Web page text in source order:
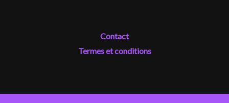
Contact
Termes et conditions